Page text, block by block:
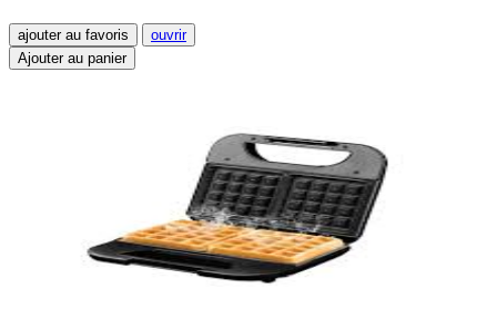
ajouter au favoris
ouvrir
Ajouter au panier